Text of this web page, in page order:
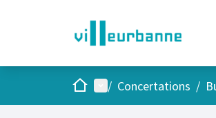
AccueilMenu principal
/ Concertations /